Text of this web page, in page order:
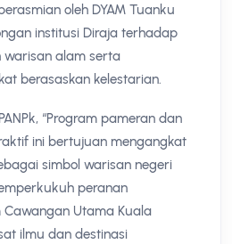
oleh DYAM Tuanku
institusi Diraja terhadap
alam serta
berasaskan kelestarian.
“Program pameran dan
ini bertujuan mengangkat
simbol warisan negeri
peranan
Utama Kuala
ilmu dan destinasi